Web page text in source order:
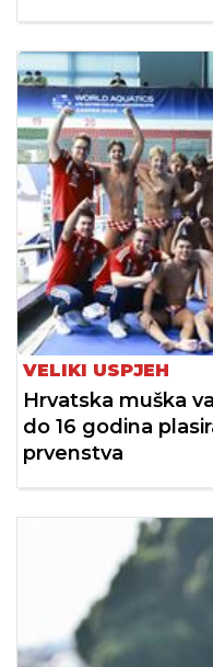
VELIKI USPJEH
Hrvatska muška
do 16 godina
prvenstva